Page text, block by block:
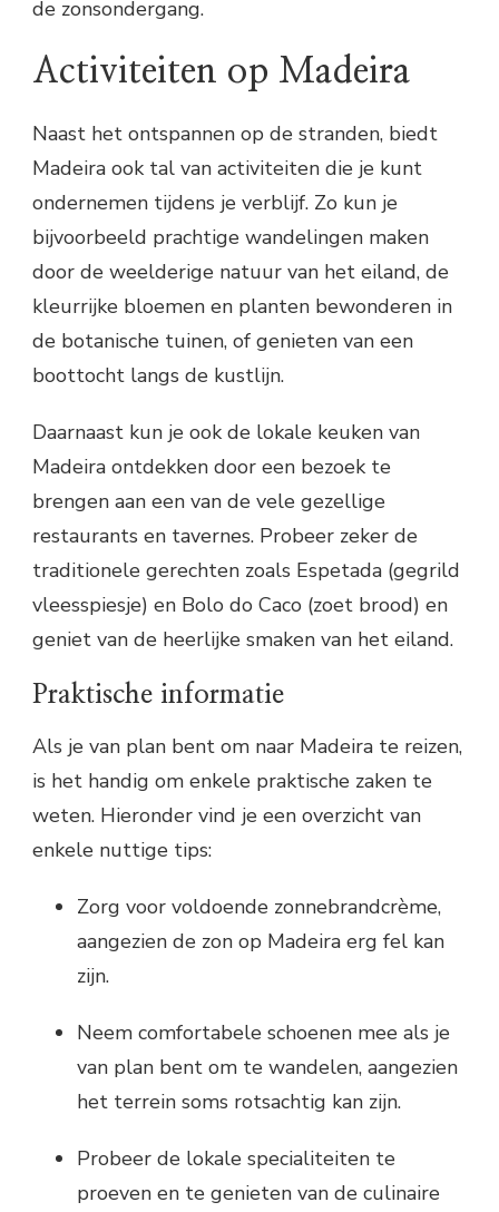
de zonsondergang.
Activiteiten op Madeira
Naast het ontspannen op de stranden, biedt
Madeira ook tal van activiteiten die je kunt
ondernemen tijdens je verblijf. Zo kun je
bijvoorbeeld prachtige wandelingen maken
door de weelderige natuur van het eiland, de
kleurrijke bloemen en planten bewonderen in
de botanische tuinen, of genieten van een
boottocht langs de kustlijn.
Daarnaast kun je ook de lokale keuken van
Madeira ontdekken door een bezoek te
brengen aan een van de vele gezellige
restaurants en tavernes. Probeer zeker de
traditionele gerechten zoals Espetada (gegrild
vleesspiesje) en Bolo do Caco (zoet brood) en
geniet van de heerlijke smaken van het eiland.
Praktische informatie
Als je van plan bent om naar Madeira te reizen,
is het handig om enkele praktische zaken te
weten. Hieronder vind je een overzicht van
enkele nuttige tips:
Zorg voor voldoende zonnebrandcrème,
aangezien de zon op Madeira erg fel kan
zijn.
Neem comfortabele schoenen mee als je
van plan bent om te wandelen, aangezien
het terrein soms rotsachtig kan zijn.
Probeer de lokale specialiteiten te
proeven en te genieten van de culinaire